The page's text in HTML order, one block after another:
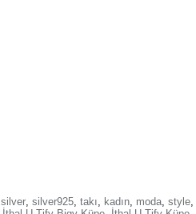
silver, silver925, takı, kadın, moda, style,